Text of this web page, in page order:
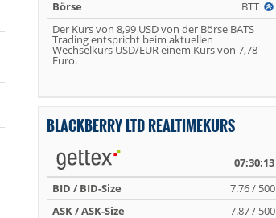
Börse
BTT
Der Kurs von 8,99 USD von der Börse BATS
Trading entspricht beim aktuellen
Wechselkurs USD/EUR einem Kurs von 7,78
Euro.
BLACKBERRY LTD REALTIMEKURS
07:30:13
BID / BID-Size
7.76 / 500
ASK / ASK-Size
7.87 / 500